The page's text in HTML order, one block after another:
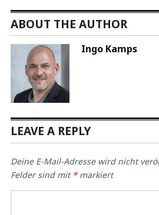
ABOUT THE AUTHOR
Ingo Kamps
LEAVE A REPLY
Deine E-Mail-Adresse wird nicht
Felder sind mit *markiert